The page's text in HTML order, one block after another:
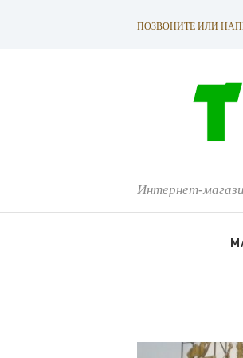
ПОЗВОНИТЕ ИЛИ
Интернет-